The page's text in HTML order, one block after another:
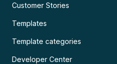
Customer Stories
Templates
Template categories
Developer Center